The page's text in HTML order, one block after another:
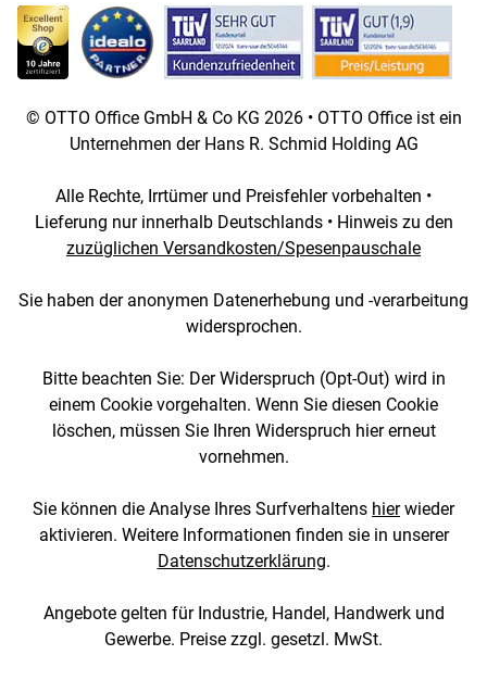
© OTTO Office GmbH & Co KG 2026 • OTTO Office ist ein
Unternehmen der Hans R. Schmid Holding AG
Alle Rechte, Irrtümer und Preisfehler vorbehalten •
Lieferung nur innerhalb Deutschlands • Hinweis zu den
zuzüglichen Versandkosten/Spesenpauschale
Sie haben der anonymen Datenerhebung und -verarbeitung
widersprochen.
Bitte beachten Sie: Der Widerspruch (Opt-Out) wird in
einem Cookie vorgehalten. Wenn Sie diesen Cookie
löschen, müssen Sie Ihren Widerspruch hier erneut
vornehmen.
Sie können die Analyse Ihres Surfverhaltens hierwieder
aktivieren. Weitere Informationen finden sie in unserer
Datenschutzerklärung.
Angebote gelten für Industrie, Handel, Handwerk und
Gewerbe. Preise zzgl. gesetzl. MwSt.